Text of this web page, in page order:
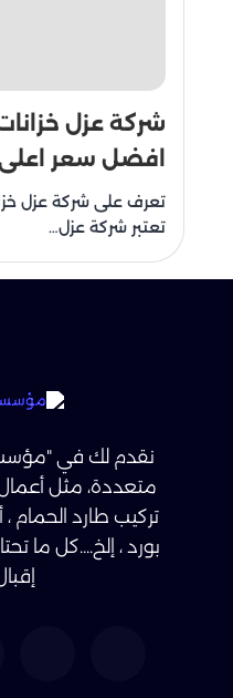
شركة عزل
افضل سعر اعلى
تعرف على شركة عزل
تعتبر شركة عزل…
نقدم لك في
متعددة، مثل أعمال
تركيب طارد الحمام
بورد ، إلخ....كل ما